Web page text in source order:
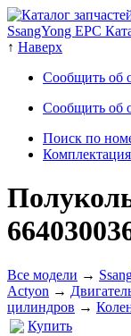
SsangYong EPC
↑ Наверх
Сообщить об
Сообщить об
Поиск по
Все модели →
Actyon →
цилиндров →
Купить